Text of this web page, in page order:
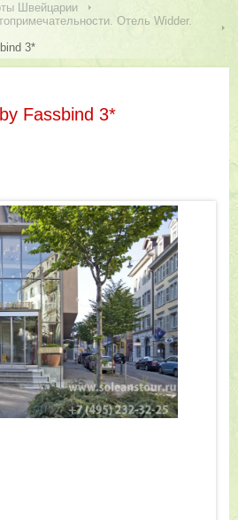
Швейцарии
Отель Widder.
3*
Fassbind 3*